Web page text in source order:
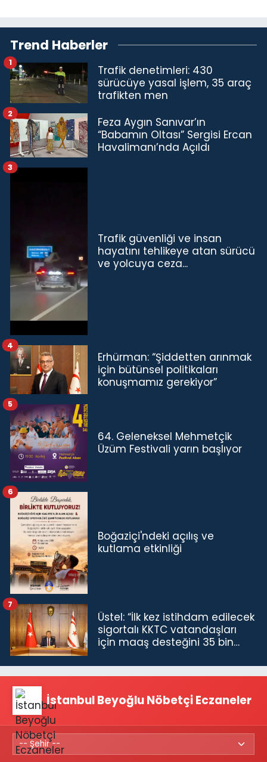
Trend Haberler
Trafik denetimleri: 430
sürücüye yasal işlem, 35 araç
trafikten men
1
Feza Aygın Sanıvar’ın
“Babamın Oltası” Sergisi Ercan
Havalimanı’nda Açıldı
2
Trafik güvenliği ve insan
hayatını tehlikeye atan sürücü
ve yolcuya ceza...
3
Erhürman: “Şiddetten arınmak
için bütünsel politikaları
konuşmamız gerekiyor”
4
64. Geleneksel Mehmetçik
Üzüm Festivali yarın başlıyor
5
Boğaziçi'ndeki açılış ve
kutlama etkinliği
6
Üstel: “İlk kez istihdam edilecek
sigortalı KKTC vatandaşları
için maaş desteğini 35 bin
7
İstanbul Beyoğlu Nöbetçi Eczaneler